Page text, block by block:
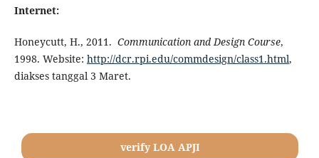
Internet:
Honeycutt, H., 2011. Communication and Design Course,
1998. Website: http://dcr.rpi.edu/commdesign/class1.html,
diakses tanggal 3 Maret.
verify LOA APJI